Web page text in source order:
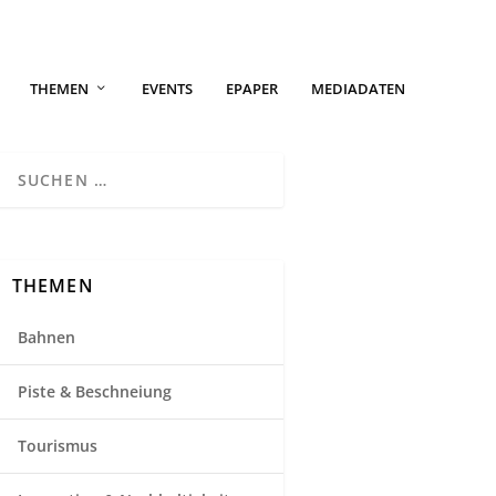
THEMEN EVENTS EPAPER MEDIADATEN
THEMEN
Bahnen
Piste & Beschneiung
Tourismus